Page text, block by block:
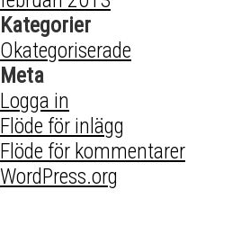
Kategorier
Okategoriserade
Meta
Logga in
Flöde för inlägg
Flöde för kommentarer
WordPress.org